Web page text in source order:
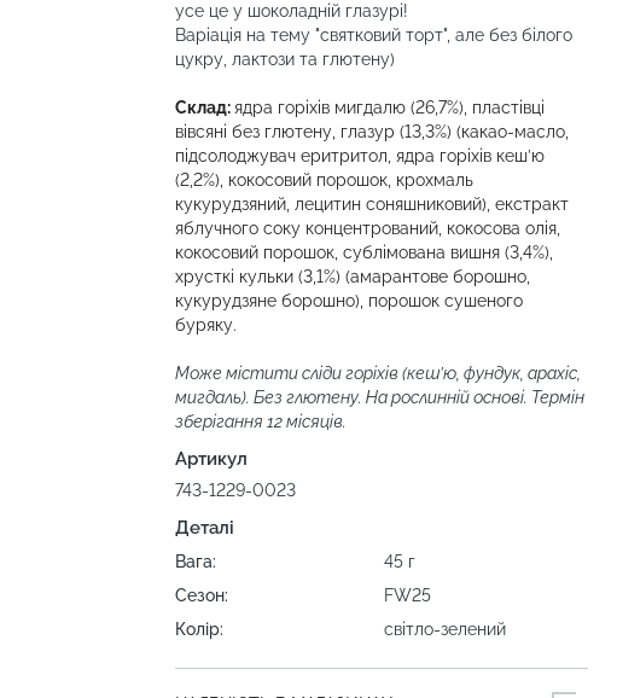
усе це у шоколадній глазурі!
Варіація на тему "святковий торт", але без білого
цукру, лактози та глютену)
Склад: ядра горіхів мигдалю (26,7%), пластівці
вівсяні без глютену, глазур (13,3%) (какао-масло,
підсолоджувач еритритол, ядра горіхів кеш’ю
(2,2%), кокосовий порошок, крохмаль
кукурудзяний, лецитин соняшниковий), екстракт
яблучного соку концентрований, кокосова олія,
кокосовий порошок, сублімована вишня (3,4%),
хрусткі кульки (3,1%) (амарантове борошно,
кукурудзяне борошно), порошок сушеного
буряку.
Може містити сліди горіхів (кеш’ю, фундук, арахіс,
мигдаль). Без глютену. На рослинній основі. Термін
зберігання 12 місяців.
Артикул
743-1229-0023
Деталі
Вага:
45 г
Сезон:
FW25
Колір:
світло-зелений